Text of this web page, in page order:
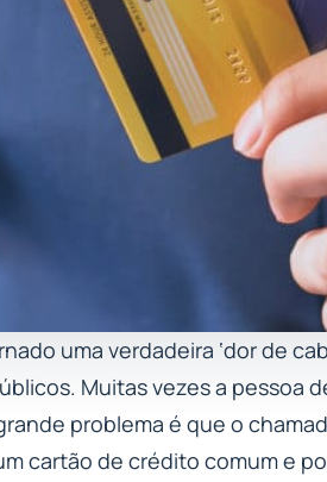
uma verdadeira ‘dor de
Muitas vezes a pessoa
problema é que o
cartão de crédito comum e